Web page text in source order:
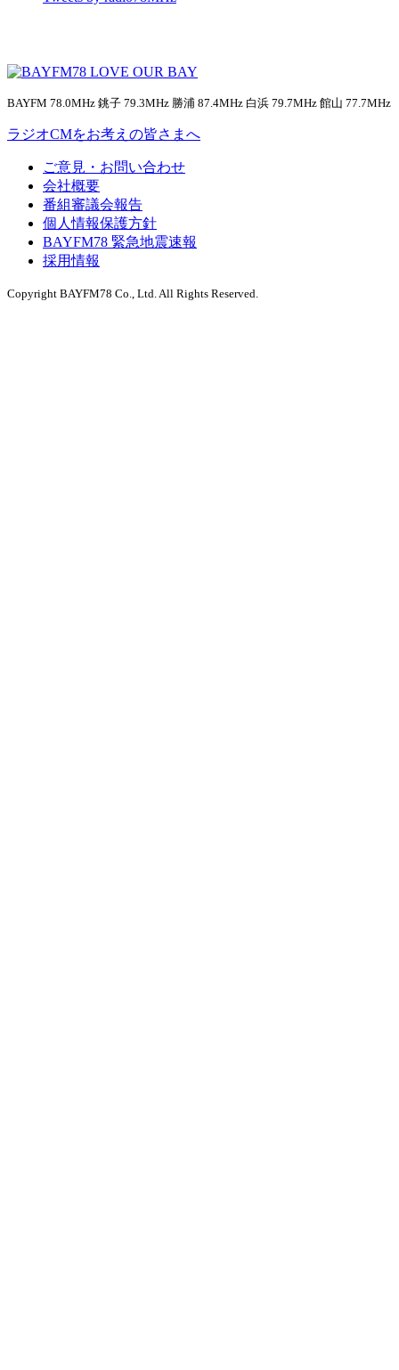
BAYFM 78.0MHz 銚子 79.3MHz 勝浦 87.4MHz 白浜 79.7MHz 館山 77.7MHz
ラジオCMをお考えの皆さまへ
ご意見・お問い合わせ
会社概要
番組審議会報告
個人情報保護方針
BAYFM78 緊急地震速報
採用情報
Copyright BAYFM78 Co., Ltd. All Rights Reserved.